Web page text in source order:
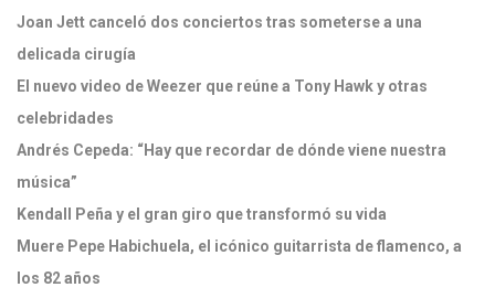
Joan Jett canceló dos conciertos tras someterse a una
delicada cirugía
El nuevo video de Weezer que reúne a Tony Hawk y otras
celebridades
Andrés Cepeda: “Hay que recordar de dónde viene nuestra
música”
Kendall Peña y el gran giro que transformó su vida
Muere Pepe Habichuela, el icónico guitarrista de flamenco, a
los 82 años